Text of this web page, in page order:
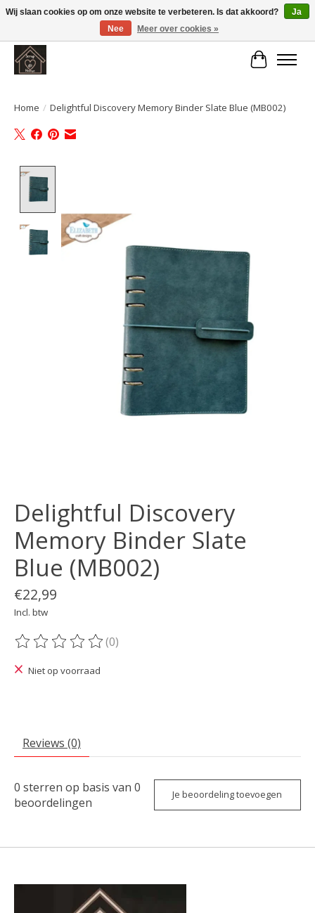
Large selection of products and fast shipping!
Home / Delightful Discovery Memory Binder Slate Blue (MB002)
Delightful Discovery
Memory Binder Slate
Blue (MB002)
€22,99
Incl. btw
De beoordeling van dit product is
(0)
Niet op voorraad
Reviews (0)
0 sterren op basis van 0
beoordelingen
Je beoordeling toevoegen
Wij slaan cookies op om onze website te verbeteren. Is dat akkoord?
Ja
Nee
Meer over cookies »